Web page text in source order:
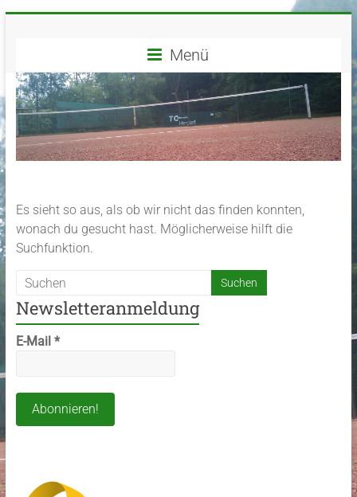
Grün-
Weiß
Herdorf
e.V.
Tennisverein
in
Herdorf
Umgebung
Menü
Es sieht so aus, als ob wir nicht das finden konnten,
wonach du gesucht hast. Möglicherweise hilft die
Suchfunktion.
Newsletteranmeldung
E-Mail *